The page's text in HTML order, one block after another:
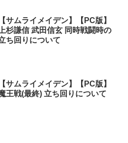
【サムライメイデン】【PC版】
上杉謙信 武田信玄 同時戦闘時の
ち回りについて
【サムライメイデン】【PC版】
王戦(最終) 立ち回りについて